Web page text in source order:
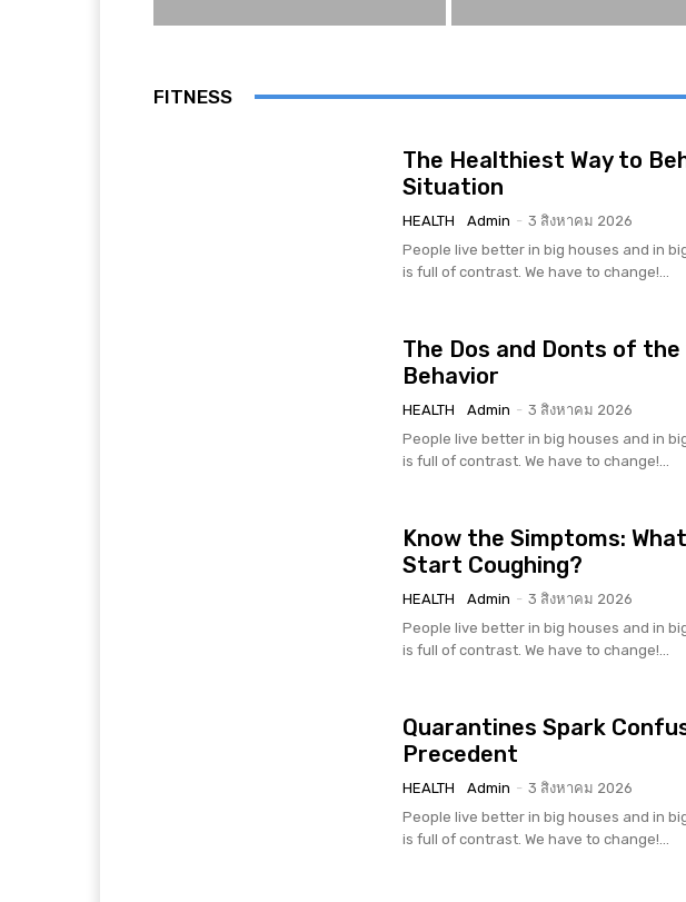
FITNESS
The Healthiest Way to
Situation
HEALTH Admin - 3 สิงหาคม 2026
People live better in big houses and in
is full of contrast. We have to change!...
The Dos and Donts of the
Behavior
HEALTH Admin - 3 สิงหาคม 2026
People live better in big houses and in
is full of contrast. We have to change!...
Know the Simptoms: What
Start Coughing?
HEALTH Admin - 3 สิงหาคม 2026
People live better in big houses and in
is full of contrast. We have to change!...
Quarantines Spark
Precedent
HEALTH Admin - 3 สิงหาคม 2026
People live better in big houses and in
is full of contrast. We have to change!...